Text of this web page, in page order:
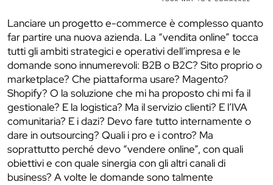
Lanciare un progetto e-commerce è complesso quanto
far partire una nuova azienda. La “vendita online” tocca
tutti gli ambiti strategici e operativi dell’impresa e le
domande sono innumerevoli: B2B o B2C? Sito proprio o
marketplace? Che piattaforma usare? Magento?
Shopify? O la soluzione che mi ha proposto chi mi fa il
gestionale? E la logistica? Ma il servizio clienti? E l’IVA
comunitaria? E i dazi? Devo fare tutto internamente o
dare in outsourcing? Quali i pro e i contro? Ma
soprattutto perché devo “vendere online”, con quali
obiettivi e con quale sinergia con gli altri canali di
business? A volte le domande sono talmente